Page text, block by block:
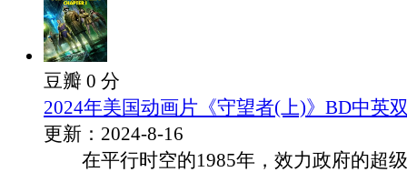
豆瓣 0 分
2024年美国动画片《守望者(上)》BD中英
更新：2024-8-16
在平行时空的1985年，效力政府的超级